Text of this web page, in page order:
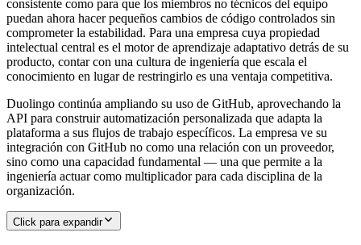
consistente como para que los miembros no técnicos del equipo
puedan ahora hacer pequeños cambios de código controlados sin
comprometer la estabilidad. Para una empresa cuya propiedad
intelectual central es el motor de aprendizaje adaptativo detrás de su
producto, contar con una cultura de ingeniería que escala el
conocimiento en lugar de restringirlo es una ventaja competitiva.
Duolingo continúa ampliando su uso de GitHub, aprovechando la
API para construir automatización personalizada que adapta la
plataforma a sus flujos de trabajo específicos. La empresa ve su
integración con GitHub no como una relación con un proveedor,
sino como una capacidad fundamental — una que permite a la
ingeniería actuar como multiplicador para cada disciplina de la
organización.
Click para expandir